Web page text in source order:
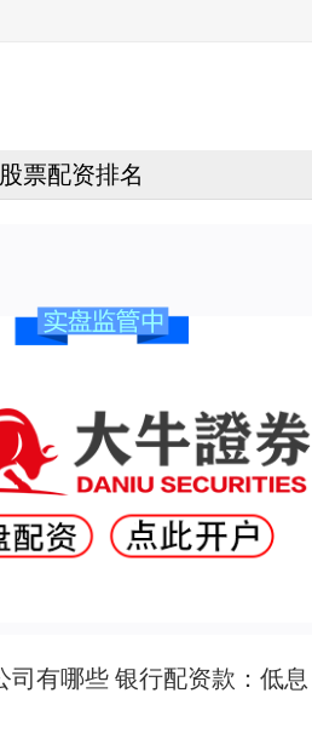
股票配资排名
司有哪些 银行配资款：低息